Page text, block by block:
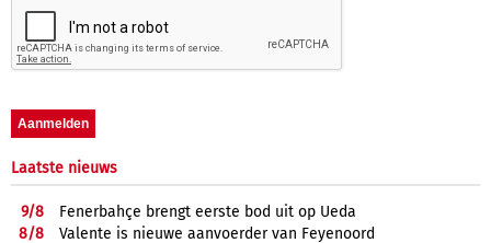
Laatste nieuws
9/8
Fenerbahçe brengt eerste bod uit op Ueda
8/8
Valente is nieuwe aanvoerder van Feyenoord